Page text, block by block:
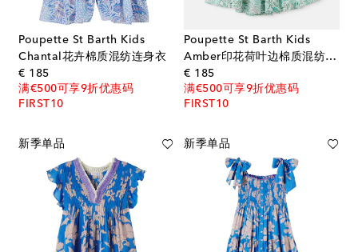
Poupette St Barth Kids
Chantal花卉棉质混纺连身衣
€ 185original price
满€500可享9折优惠码
FIRST10
Poupette St Barth Kids
Amber印花荷叶边棉质混纺连衣裙
€ 185original price
满€500可享9折优惠码
FIRST10
新季单品 新季单品